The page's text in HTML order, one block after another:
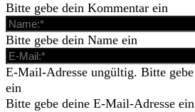
Bitte gebe dein Kommentar ein
Bitte gebe dein Name ein
E-Mail-Adresse ungültig. Bitte
ein
Bitte gebe deine E-Mail-Adresse ein